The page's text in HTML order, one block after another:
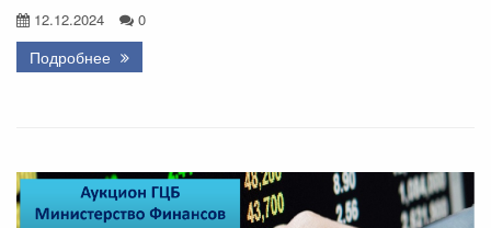
12.12.2024 0
Подробнее